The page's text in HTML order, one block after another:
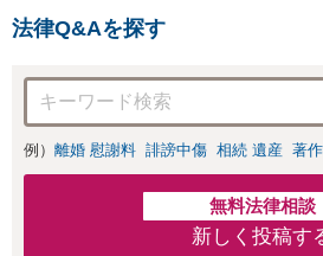
法律Q&Aを探す
例） 離婚 慰謝料 誹謗中傷 相続 遺産 著
無料法律相談
新しく投稿す